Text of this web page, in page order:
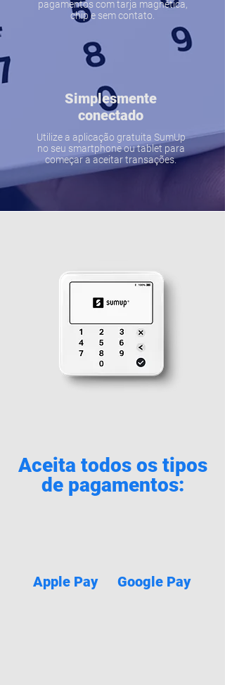
pagamentos com tarja magnética,
chip e sem contato.
Simplesmente
conectado
Utilize a aplicação gratuita SumUp
no seu smartphone ou tablet para
começar a aceitar transações.
Aceita todos os tipos
de pagamentos:
Apple Pay Google Pay